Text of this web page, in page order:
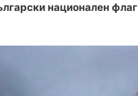
национален флаг